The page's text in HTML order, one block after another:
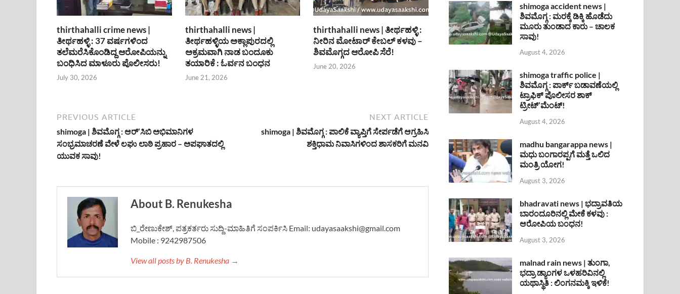
thirthahalli crime news |
ತೀರ್ಥಹಳ್ಳಿ : 37 ವರ್ಷಗಳಿಂದ
ತಲೆಮರೆಸಿಕೊಂಡಿದ್ದ ಆರೋಪಿಯನ್ನು
ಬಂಧಿಸಿದ ಮಾಳೂರು ಪೊಲೀಸರು!
July 30, 2026
thirthahalli news |
ತೀರ್ಥಹಳ್ಳಿಯ ಅಕ್ಲಾಪುರದಲ್ಲಿ
ಅಕ್ರಮವಾಗಿ ನಾಡ ಬಂದೂಕು
ತಯಾರಿಕೆ : ಓರ್ವನ ಬಂಧನ
June 21, 2026
thirthahalli news | ತೀರ್ಥಹಳ್ಳಿ :
ನೀರಿನ ಮೋಟಾರ್ ಕೇಬಲ್ ಕಳವು –
ಶಿವಮೊಗ್ಗದ ಆರೋಪಿ ಸೆರೆ!
June 20, 2026
PREVIOUS ARTICLE
shimoga | ಶಿವಮೊಗ್ಗ : ಆರ್’ಸಿಬಿ ಅಭಿಮಾನಿಗಳ
ಸಂಭ್ರಮಾಚರಣೆ ವೇಳೆ ಲಘು ಲಾಠಿ ಪ್ರಹಾರ – ಅಪಘಾತದಲ್ಲಿ
ಯುವಕ ಸಾವು!
NEXT ARTICLE
shimoga | ಶಿವಮೊಗ್ಗ : ಪಾಲಿಕೆ ವ್ಯಾಪ್ತಿಗೆ ಸೇರ್ಪಡೆಗೆ ಆಗ್ರಹಿಸಿ
ಶಕ್ತಿಧಾಮ ನಿವಾಸಿಗಳಿಂದ ಶಾಸಕರಿಗೆ ಮನವಿ
About B. Renukesha
ಬಿ_ರೇಣುಕೇಶ್, ಪತ್ರಕರ್ತರು ಸುದ್ದಿ-ಮಾಹಿತಿಗೆ ಸಂಪರ್ಕಿಸಿ Email: udayasaakshi@gmail.com
Mobile : 9242987506
View all posts by B. Renukesha →
shimoga accident news |
ಶಿವಮೊಗ್ಗ : ಮರಕ್ಕೆ ಡಿಕ್ಕಿ ಹೊಡೆದು
ಮೂರು ತುಂಡಾದ ಕಾರು – ಚಾಲಕ
ಸಾವು!
August 4, 2026
shimoga traffic police |
ಶಿವಮೊಗ್ಗ : ಪಾರ್ಕ್ ಬಡಾವಣೆಯಲ್ಲಿ
ಟ್ರಾಫಿಕ್ ಪೊಲೀಸರ ಶಾಕ್
ಟ್ರೀಟ್’ಮೆಂಟ್!
August 4, 2026
madhu bangarappa news |
ಮಧು ಬಂಗಾರಪ್ಪಗೆ ಮತ್ತೆ ಒಲಿದ
ಮಂತ್ರಿ ಯೋಗ!
August 3, 2026
bhadravati news | ಭದ್ರಾವತಿಯ
ಬಾರಂದೂರಿನಲ್ಲಿ ಮೇಕೆ ಕಳವು :
ಆರೋಪಿಯ ಬಂಧನ!
August 3, 2026
malnad rain news | ತುಂಗಾ,
ಭದ್ರಾ ಡ್ಯಾಂಗಳ ಒಳಹರಿವಿನಲ್ಲಿ
ಯಥಾಸ್ಥಿತಿ : ಲಿಂಗನಮಕ್ಕಿ ಇಳಿಕೆ!